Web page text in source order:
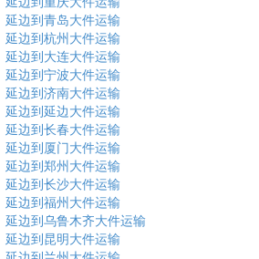
延边到青岛大件运输
延边到杭州大件运输
延边到大连大件运输
延边到宁波大件运输
延边到济南大件运输
延边到延边大件运输
延边到长春大件运输
延边到厦门大件运输
延边到郑州大件运输
延边到长沙大件运输
延边到福州大件运输
延边到乌鲁木齐大件运输
延边到昆明大件运输